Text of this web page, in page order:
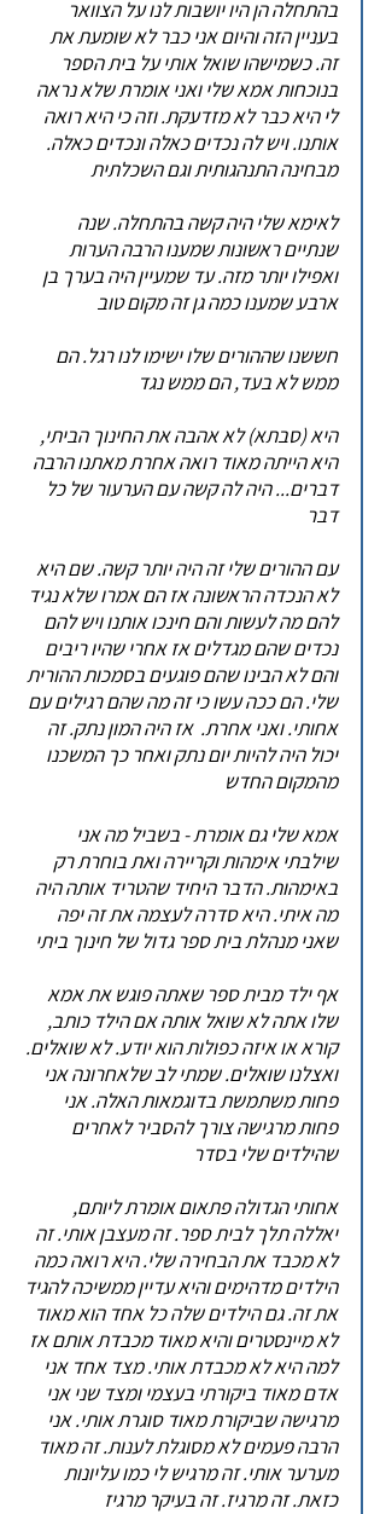
בהתחלה הן היו יושבות לנו על הצוואר
בעניין הזה והיום אני כבר לא שומעת את
זה. כשמישהו שואל אותי על בית הספר
בנוכחות אמא שלי ואני אומרת שלא נראה
לי היא כבר לא מזדעקת. וזה כי היא רואה
אותנו. ויש לה נכדים כאלה ונכדים כאלה.
מבחינה התנהגותית וגם השכלתית
לאימא שלי היה קשה בהתחלה. שנה
שנתיים ראשונות שמענו הרבה הערות
ואפילו יותר מזה. עד שמעיין היה בערך בן
ארבע שמענו כמה גן זה מקום טוב
חששנו שההורים שלו ישימו לנו רגל. הם
ממש לא בעד, הם ממש נגד
היא (סבתא) לא אהבה את החינוך הביתי,
היא הייתה מאוד רואה אחרת מאתנו הרבה
דברים... היה לה קשה עם הערעור של כל
דבר
עם ההורים שלי זה היה יותר קשה. שם היא
לא הנכדה הראשונה אז הם אמרו שלא נגיד
להם מה לעשות והם חינכו אותנו ויש להם
נכדים שהם מגדלים אז אחרי שהיו ריבים
והם לא הבינו שהם פוגעים בסמכות ההורית
שלי. הם ככה עשו כי זה מה שהם רגילים עם
אחותי. ואני אחרת. אז היה המון נתק. זה
יכול היה להיות יום נתק ואחר כך המשכנו
מהמקום החדש
אמא שלי גם אומרת - בשביל מה אני
שילבתי אימהות וקריירה ואת בוחרת רק
באימהות. הדבר היחיד שהטריד אותה היה
מה איתי. היא סדרה לעצמה את זה יפה
שאני מנהלת בית ספר גדול של חינוך ביתי
אף ילד מבית ספר שאתה פוגש את אמא
שלו אתה לא שואל אותה אם הילד כותב,
קורא או איזה כפולות הוא יודע. לא שואלים.
ואצלנו שואלים. שמתי לב שלאחרונה אני
פחות משתמשת בדוגמאות האלה. אני
פחות מרגישה צורך להסביר לאחרים
שהילדים שלי בסדר
אחותי הגדולה פתאום אומרת ליותם,
יאללה תלך לבית ספר. זה מעצבן אותי. זה
לא מכבד את הבחירה שלי. היא רואה כמה
הילדים מדהימים והיא עדיין ממשיכה להגיד
את זה. גם הילדים שלה כל אחד הוא מאוד
לא מיינסטרים והיא מאוד מכבדת אותם אז
למה היא לא מכבדת אותי. מצד אחד אני
אדם מאוד ביקורתי בעצמי ומצד שני אני
מרגישה שביקורת מאוד סוגרת אותי. אני
הרבה פעמים לא מסוגלת לענות. זה מאוד
מערער אותי. זה מרגיש לי כמו עליונות
כזאת. זה מרגיז. זה בעיקר מרגיז